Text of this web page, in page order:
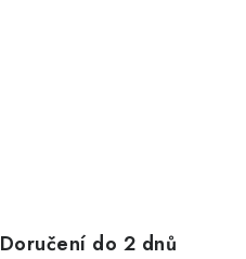
Doručení do 2 dnů